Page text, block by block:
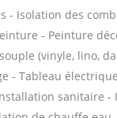
- Isolation des
- Peinture
(vinyle, lino,
- Tableau
sanitaire -